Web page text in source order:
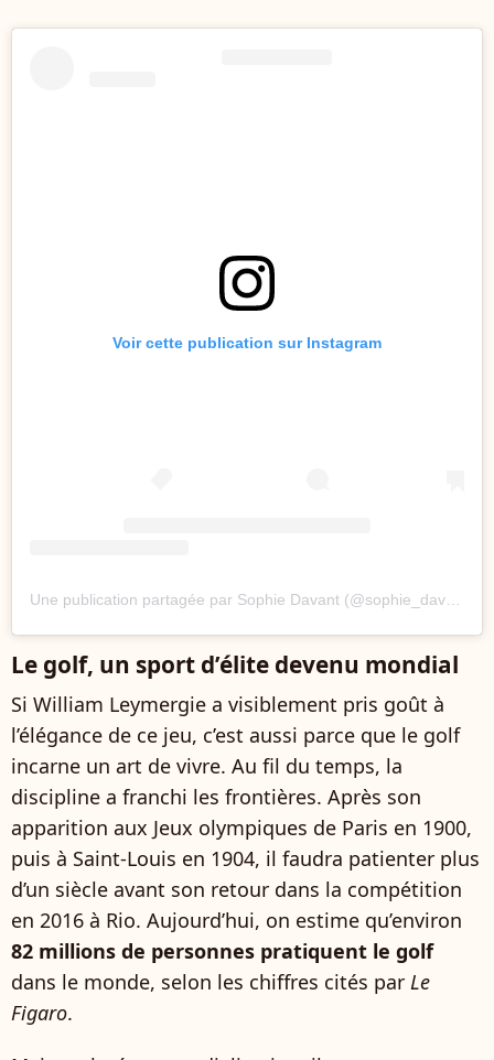
Voir cette publication sur Instagram
Le golf, un sport d’élite devenu mondial
Si William Leymergie a visiblement pris goût à
l’élégance de ce jeu, c’est aussi parce que le golf
incarne un art de vivre. Au fil du temps, la
discipline a franchi les frontières. Après son
apparition aux Jeux olympiques de Paris en 1900,
puis à Saint-Louis en 1904, il faudra patienter plus
d’un siècle avant son retour dans la compétition
en 2016 à Rio. Aujourd’hui, on estime qu’environ
82 millions de personnes pratiquent le golf
dans le monde, selon les chiffres cités par Le
Figaro.